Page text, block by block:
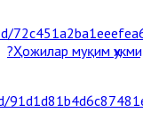
Ҳожилар муқим